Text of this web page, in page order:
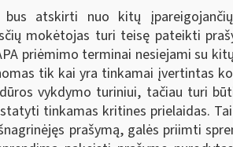
atskirti nuo kitų įpareigojančių
mokėtojas turi teisę pateikti
priėmimo terminai nesiejami su
tik kai yra tinkamai įvertintas
vykdymo turiniui, tačiau turi
tinkamas kritines prielaidas.
prašymą, galės priimti